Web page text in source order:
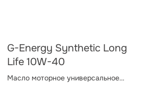
G-Energy Synthetic Long
Life 10W-40
Масло моторное универсальное